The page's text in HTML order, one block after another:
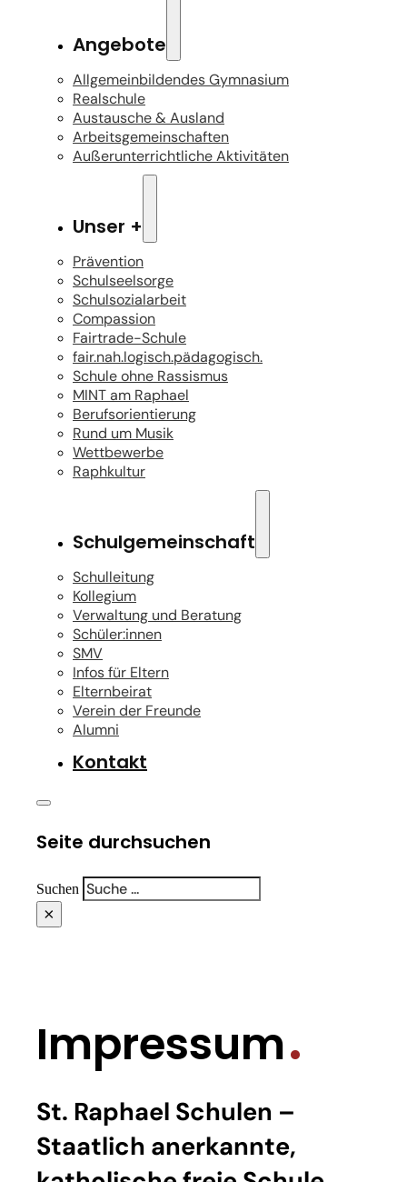
Angebote
Allgemeinbildendes Gymnasium
Realschule
Austausche & Ausland
Arbeitsgemeinschaften
Außerunterrichtliche Aktivitäten
Unser +
Prävention
Schulseelsorge
Schulsozialarbeit
Compassion
Fairtrade-Schule
fair.nah.logisch.pädagogisch.
Schule ohne Rassismus
MINT am Raphael
Berufsorientierung
Rund um Musik
Wettbewerbe
Raphkultur
Schulgemeinschaft
Schulleitung
Kollegium
Verwaltung und Beratung
Schüler:innen
SMV
Infos für Eltern
Elternbeirat
Verein der Freunde
Alumni
Kontakt
Seite durchsuchen
Suchen
×
Impressum
St. Raphael Schulen –
Staatlich anerkannte,